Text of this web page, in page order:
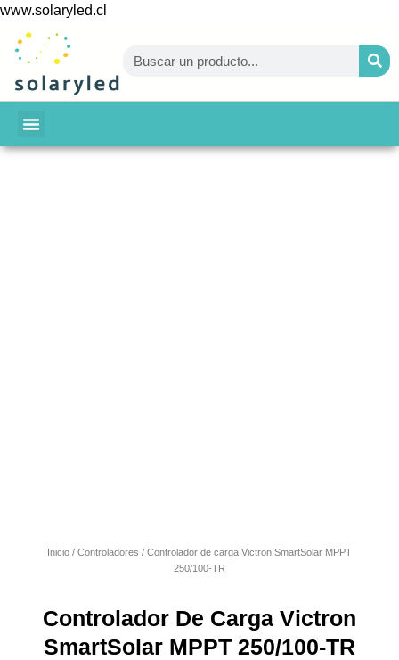
www.solaryled.cl
Inicio / Controladores / Controlador de carga Victron SmartSolar MPPT
250/100-TR
Controlador De Carga Victron
SmartSolar MPPT 250/100-TR